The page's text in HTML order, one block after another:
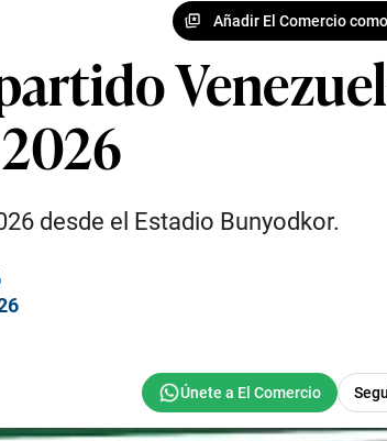
Añadir El Comercio
desde el Estadio Bunyodkor.